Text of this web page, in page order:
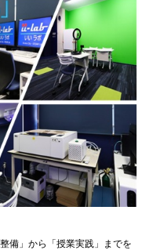
備」から「授業実践」までを